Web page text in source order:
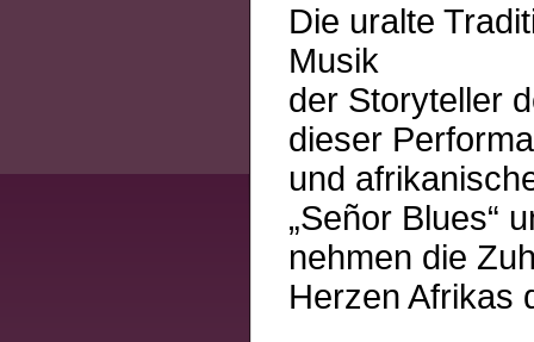
Die uralte
Musik
der Storyteller
dieser
und
„Señor Blues“
nehmen die
Herzen Afrikas